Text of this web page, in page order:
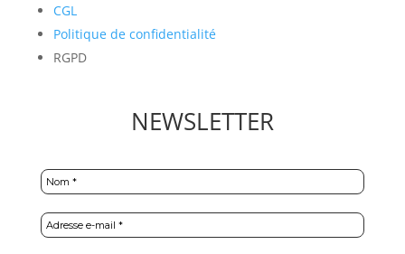
CGL
Politique de confidentialité
RGPD
NEWSLETTER